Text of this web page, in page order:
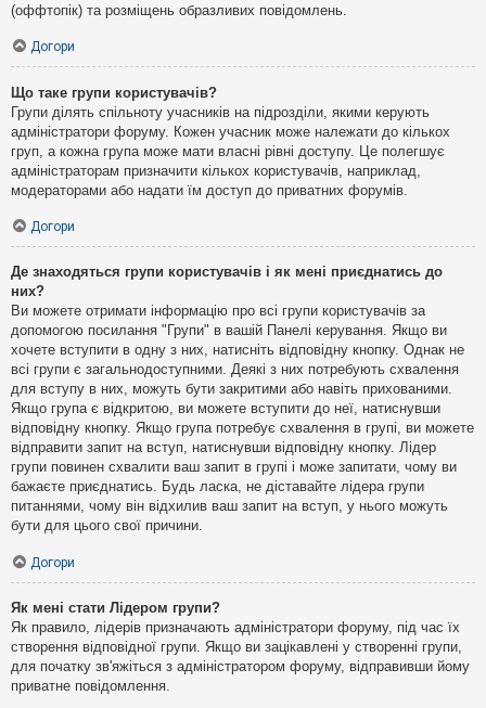
(оффтопік) та розміщень образливих повідомлень.
Догори
Що таке групи користувачів?
Групи ділять спільноту учасників на підрозділи, якими керують
адміністратори форуму. Кожен учасник може належати до кількох
груп, а кожна група може мати власні рівні доступу. Це полегшує
адміністраторам призначити кількох користувачів, наприклад,
модераторами або надати їм доступ до приватних форумів.
Догори
Де знаходяться групи користувачів і як мені приєднатись до
них?
Ви можете отримати інформацію про всі групи користувачів за
допомогою посилання "Групи" в вашій Панелі керування. Якщо ви
хочете вступити в одну з них, натисніть відповідну кнопку. Однак не
всі групи є загальнодоступними. Деякі з них потребують схвалення
для вступу в них, можуть бути закритими або навіть прихованими.
Якщо група є відкритою, ви можете вступити до неї, натиснувши
відповідну кнопку. Якщо група потребує схвалення в групі, ви можете
відправити запит на вступ, натиснувши відповідну кнопку. Лідер
групи повинен схвалити ваш запит в групі і може запитати, чому ви
бажаєте приєднатись. Будь ласка, не діставайте лідера групи
питаннями, чому він відхилив ваш запит на вступ, у нього можуть
бути для цього свої причини.
Догори
Як мені стати Лідером групи?
Як правило, лідерів призначають адміністратори форуму, під час їх
створення відповідної групи. Якщо ви зацікавлені у створенні групи,
для початку зв'яжіться з адміністратором форуму, відправивши йому
приватне повідомлення.